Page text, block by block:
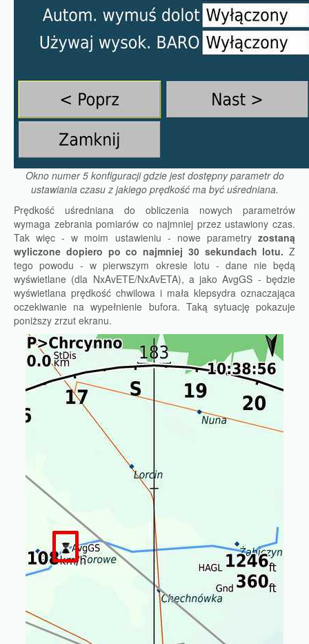
Okno numer 5 konfiguracji gdzie jest dostępny parametr do
ustawiania czasu z jakiego prędkość ma być uśredniana.
Prędkość uśredniana do obliczenia nowych parametrów
wymaga zebrania pomiarów co najmniej przez ustawiony czas.
Tak więc - w moim ustawieniu - nowe parametry zostaną
wyliczone dopiero po co najmniej 30 sekundach lotu. Z
tego powodu - w pierwszym okresie lotu - dane nie będą
wyświetlane (dla NxAvETE/NxAvETA), a jako AvgGS - będzie
wyświetlana prędkość chwilowa i mała klepsydra oznaczająca
oczekiwanie na wypełnienie bufora. Taką sytuację pokazuje
poniższy zrzut ekranu.